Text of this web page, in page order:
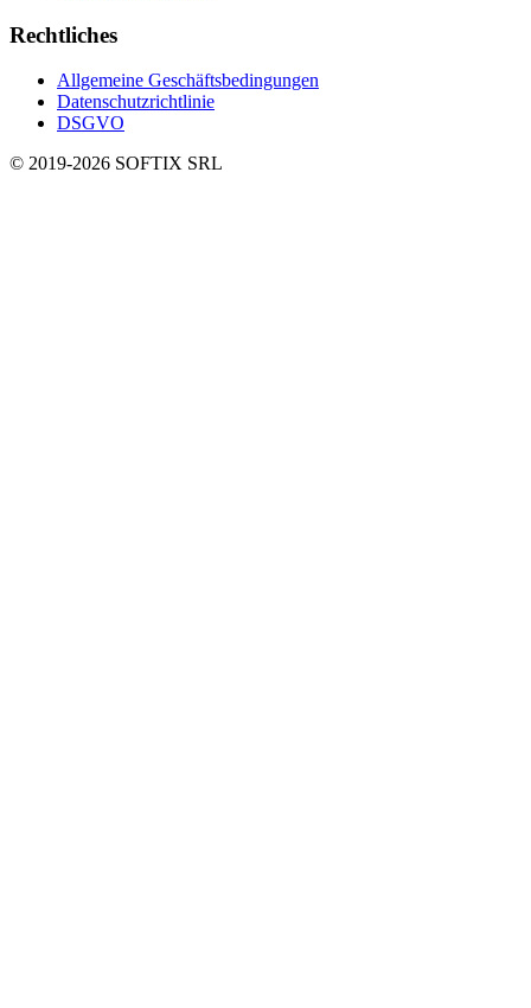
Rechtliches
Allgemeine Geschäftsbedingungen
Datenschutzrichtlinie
DSGVO
© 2019-2026 SOFTIX SRL